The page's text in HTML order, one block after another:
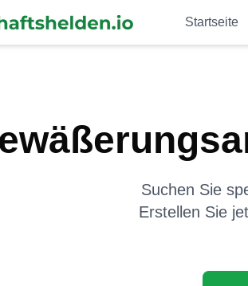
Startseite
Suchen Sie
Erstellen Sie